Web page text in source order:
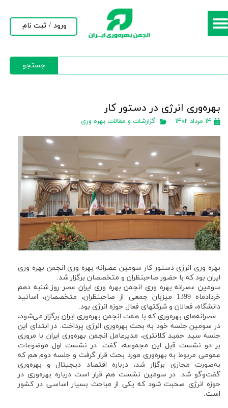
جستجو
ورود / ثبت نام
حساب کاربری من
بهره‌وری انرژی در دستور کار
۱۴ مرداد ۱۴۰۲ گزارشات و مقالات بهره وری
بهره وری انرژی دستور کار سومین عصرانه بهره وری انجمن بهره وری
ایران بود که با حضور صاحبنظران و متخصصان برگزار شد.
سومین عصرانه بهره وری انجمن بهره وری ایران عصر روز شنبه دهم
خردادماه 1399 میزبان جمعی از صاحبنظران، متخصصان، اساتید
دانشگاه، فعالان و شرکتهای فعال حوزه انرژی بود.
عصرانه‌های بهره‌وری که با همت انجمن بهره‌وری ایران برگزار می‌شود،
در سومین جلسه خود به بحث بهره‌وری انرژی پرداخت. در ابتدای این
جلسه سید حمید کلانتری، مدیرعامل انجمن بهره‌وری ایران با مروری
بر دو نشست قبل این مجموعه، گفت: در نشست اول موضوعات
عمومی مربوط به بهره‌وری مورد بحث قرار گرفت و جلسه دوم هم که
به‌صورت مجازی برگزار شد، درباره اقتصاد دیجیتال و بهره‌وری
گفت‌وگو شد. در سومین نشست هم قرار است درباره بهره‌وری در
حوزه انرژی صحبت شود که یکی از مباحث بسیار اساسی در کشور
است.